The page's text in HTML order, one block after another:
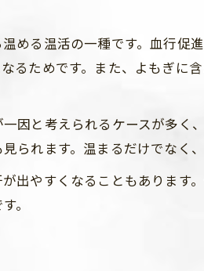
よもぎ蒸しから広がる温活の可
自宅でよもぎ蒸しを続けるコツ
モリンガ蒸しも自宅温活に取
自宅よもぎ蒸しの頻度と効果の
める温活の一種です。血行促
るためです。また、よもぎに
因と考えられるケースが多く
られます。温まるだけでなく
出やすくなることもあります
。